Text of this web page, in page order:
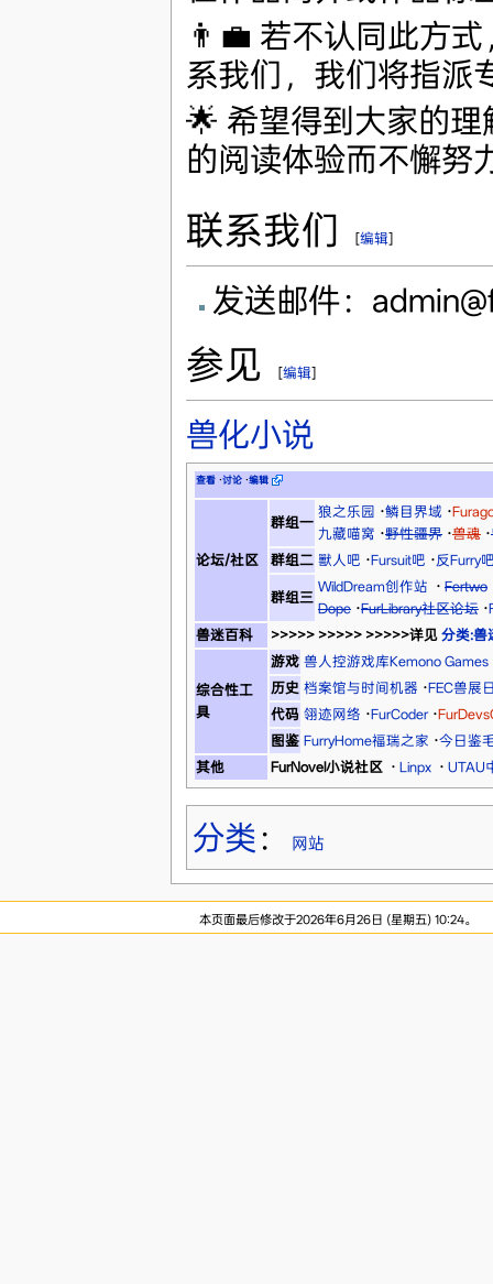
👨‍💼 若不认同此方
系我们，我们将指派
🌟 希望得到大家的
的阅读体验而不懈努
联系我们 [编辑]
发送邮件：
参见 [编辑]
兽化小说
查看·讨论·编辑
论坛/社区
群组一
狼之乐园 ·鳞目界域 ·
九藏喵窝 ·野性疆界·兽魂·
群组二 獸人吧 ·Fursuit吧 ·反Furry
群组三
WildDream创作站 · Fertwo
Dope·FurLibrary社区论坛·
兽迷百科
>>>>> >>>>> >>>>>详见 分类:兽
综合性工
具
游戏 兽人控游戏库Kemono Games
历史 档案馆与时间机器 ·FEC兽展
代码 翎迹网络 ·FurCoder·
图鉴 FurryHome福瑞之家 ·今日鉴
其他
FurNovel小说社区 · Linpx · UTAU
分类 ： 网站
本页面最后修改于2026年6月26日 (星期五) 10:24。